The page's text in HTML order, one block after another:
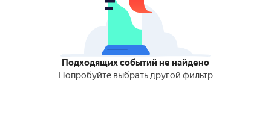
Подходящих событий не найдено
Попробуйте выбрать другой фильтр